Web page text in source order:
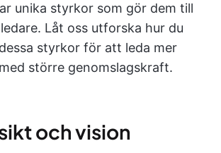
unika styrkor som gör dem till
Låt oss utforska hur du
styrkor för att leda mer
större genomslagskraft.
och vision